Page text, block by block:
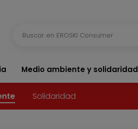
Medio ambiente y solidaridad
Solidaridad